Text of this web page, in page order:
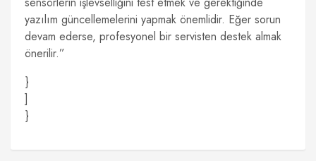
yazılım güncellemelerini yapmak önemlidir. Eğer sorun
devam ederse, profesyonel bir servisten destek almak
önerilir.”
}
]
}